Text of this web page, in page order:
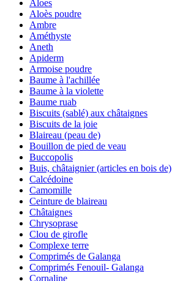
Aloes
Aloès poudre
Ambre
Améthyste
Aneth
Apiderm
Armoise poudre
Baume à l'achillée
Baume à la violette
Baume ruab
Biscuits (sablé) aux châtaignes
Biscuits de la joie
Blaireau (peau de)
Bouillon de pied de veau
Buccopolis
Buis, châtaignier (articles en bois de)
Calcédoine
Camomille
Ceinture de blaireau
Châtaignes
Chrysoprase
Clou de girofle
Complexe terre
Comprimés de Galanga
Comprimés Fenouil- Galanga
Cornaline